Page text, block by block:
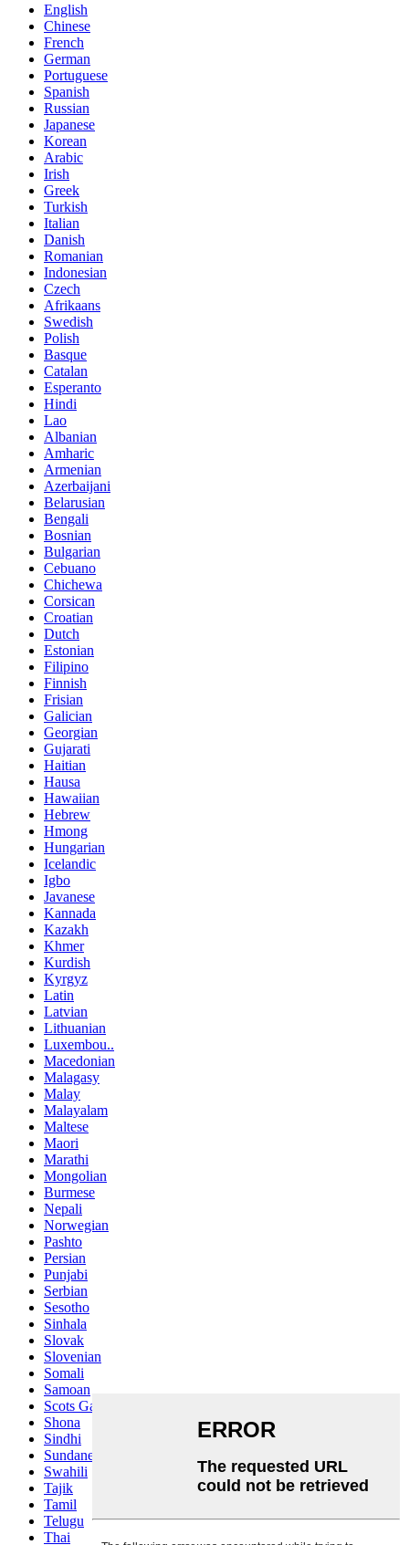
English
Chinese
French
German
Portuguese
Spanish
Russian
Japanese
Korean
Arabic
Irish
Greek
Turkish
Italian
Danish
Romanian
Indonesian
Czech
Afrikaans
Swedish
Polish
Basque
Catalan
Esperanto
Hindi
Lao
Albanian
Amharic
Armenian
Azerbaijani
Belarusian
Bengali
Bosnian
Bulgarian
Cebuano
Chichewa
Corsican
Croatian
Dutch
Estonian
Filipino
Finnish
Frisian
Galician
Georgian
Gujarati
Haitian
Hausa
Hawaiian
Hebrew
Hmong
Hungarian
Icelandic
Igbo
Javanese
Kannada
Kazakh
Khmer
Kurdish
Kyrgyz
Latin
Latvian
Lithuanian
Luxembou..
Macedonian
Malagasy
Malay
Malayalam
Maltese
Maori
Marathi
Mongolian
Burmese
Nepali
Norwegian
Pashto
Persian
Punjabi
Serbian
Sesotho
Sinhala
Slovak
Slovenian
Somali
Samoan
Scots Gaelic
Shona
Sindhi
Sundanese
Swahili
Tajik
Tamil
Telugu
Thai